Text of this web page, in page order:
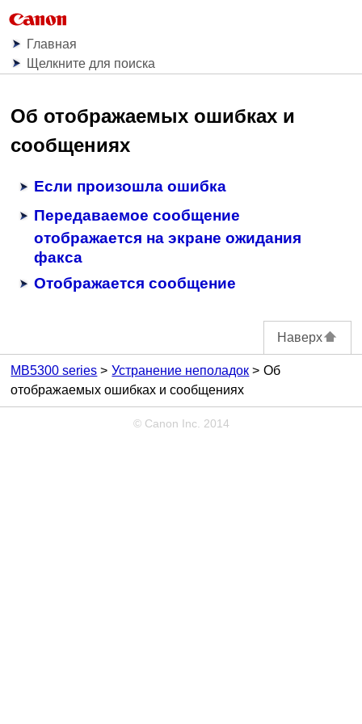
Главная
Щелкните для поиска
Об отображаемых ошибках и
сообщениях
Если произошла ошибка
Передаваемое сообщение
отображается на экране ожидания
факса
Отображается сообщение
Наверх
MB5300 series Устранение неполадок
Об
отображаемых ошибках и сообщениях
© Canon Inc. 2014